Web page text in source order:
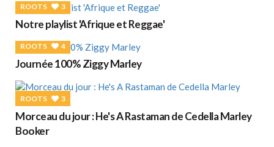
ROOTS 3
Notre playlist 'Afrique et Reggae'
ROOTS 4
Journée 100% Ziggy Marley
ROOTS 3
Morceau du jour : He's A Rastaman de Cedella Marley
Booker